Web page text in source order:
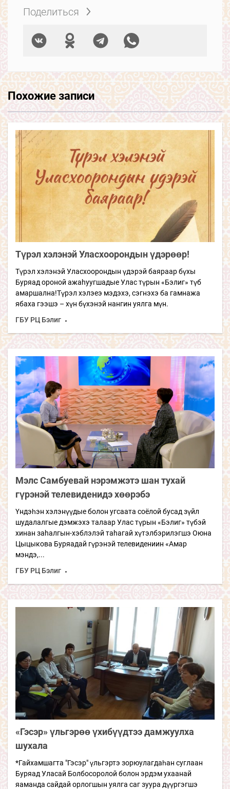
Поделиться
Похожие записи
Түрэл хэлэнэй Уласхоорондын үдэрөөр!
Түрэл хэлэнэй Уласхоорондын үдэрэй баяраар бүхы
Буряад ороной ажаhуугшадые Улас түрын «Бэлиг» түб
амаршална!Түрэл хэлэеэ мэдэхэ, сэгнэхэ ба гамнажа
ябаха гээшэ – хүн бүхэнэй нангин уялга мүн.
ГБУ РЦ Бэлиг
Мэлс Самбуевай нэрэмжэтэ шан тухай
гүрэнэй телевиденидэ хөөрэбэ
Үндэһэн хэлэнүүдые болон угсаата соёлой бусад зүйл
шудалалгые дэмжэхэ талаар Улас түрын «Бэлиг» түбэй
хинан заhалгын-хэблэлэй таhагай хүтэлбэрилэгшэ Оюна
Цыцыкова Буряадай гүрэнэй телевидениин «Амар
мэндэ,...
ГБУ РЦ Бэлиг
«Гэсэр» үльгэрөө үхибүүдтээ дамжуулха
шухала
*Гайхамшагта "Гэсэр" үльгэртэ зорюулагдаһан суглаан
Буряад Уласай Болбосоролой болон эрдэм ухаанай
яаманда сайдай орлогшын уялга саг зуура дүүргэгшэ